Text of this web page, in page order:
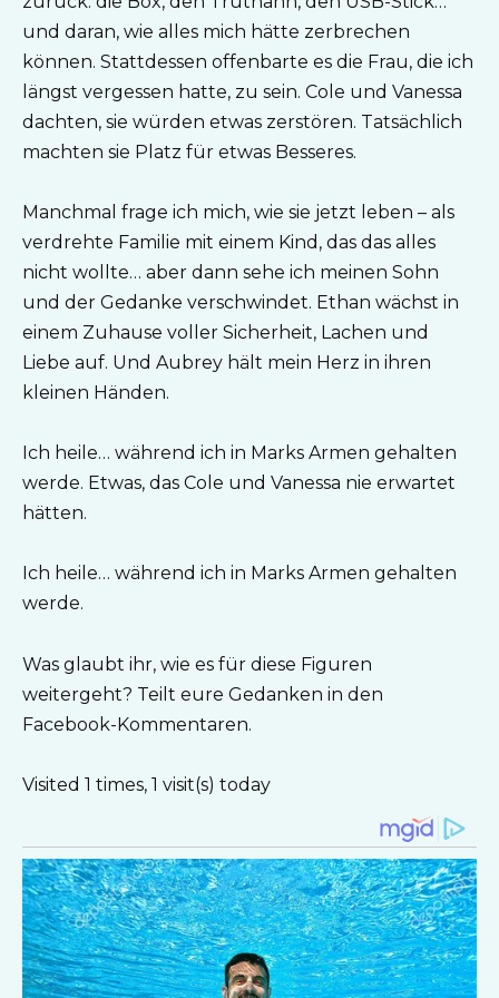
und daran, wie alles mich hätte zerbrechen
können. Stattdessen offenbarte es die Frau, die ich
längst vergessen hatte, zu sein. Cole und Vanessa
dachten, sie würden etwas zerstören. Tatsächlich
machten sie Platz für etwas Besseres.
Manchmal frage ich mich, wie sie jetzt leben – als
verdrehte Familie mit einem Kind, das das alles
nicht wollte… aber dann sehe ich meinen Sohn
und der Gedanke verschwindet. Ethan wächst in
einem Zuhause voller Sicherheit, Lachen und
Liebe auf. Und Aubrey hält mein Herz in ihren
kleinen Händen.
Ich heile… während ich in Marks Armen gehalten
werde. Etwas, das Cole und Vanessa nie erwartet
hätten.
Ich heile… während ich in Marks Armen gehalten
werde.
Was glaubt ihr, wie es für diese Figuren
weitergeht? Teilt eure Gedanken in den
Facebook-Kommentaren.
Visited 1 times, 1 visit(s) today